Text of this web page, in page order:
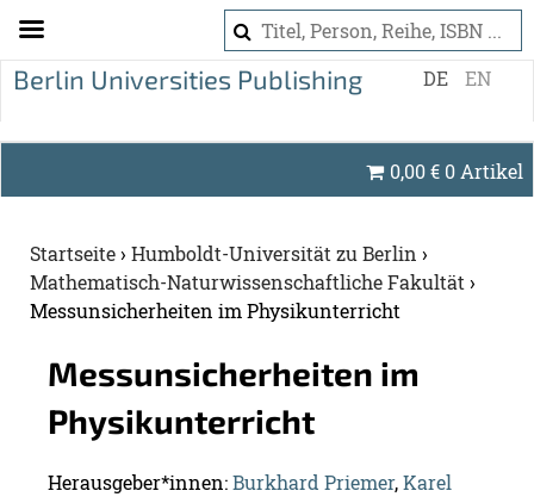
i
DE EN
0,00€ 0 Artikel
Startseite› Humboldt-Universität zu Berlin ›
Mathematisch-Naturwissenschaftliche Fakultät ›
Messunsicherheiten im Physikunterricht
Mes­s­un­si­cher­hei­ten im
Phy­sik­un­ter­richt
Her­aus­ge­ber*innen:Burk­hard Prie­mer,Karel